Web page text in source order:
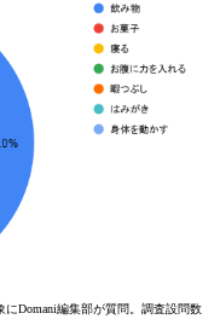
Domani編集部が質問。調査設問数